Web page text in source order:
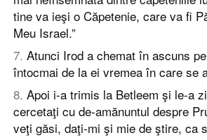
tine va ieşi o Căpetenie, care va fi
Meu Israel.”
7. Atunci Irod a chemat în ascuns
întocmai de la ei vremea în care se
8. Apoi i-a trimis la Betleem şi le-a
cercetaţi cu de-amănuntul despre
veţi găsi, daţi-mi şi mie de ştire, ca